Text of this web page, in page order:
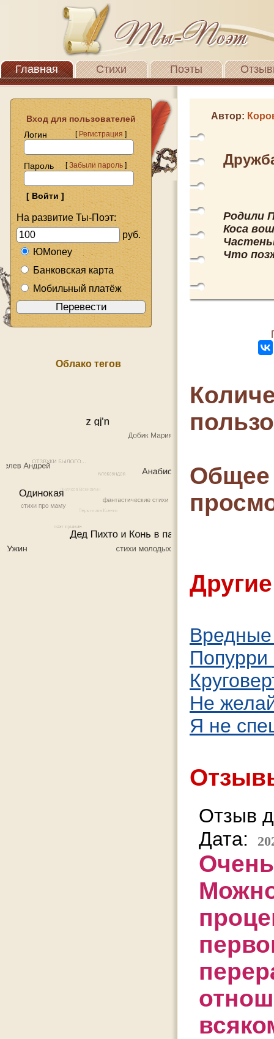
Главная Стихи Поэты
Вход для пользователей
Логин
[Регистрация]
Пароль [Забыли пароль]
На развитие Ты-Поэт:
руб.
ЮMoney
Банковская карта
Мобильный платёж
Облако тегов
Автор:
Родили
Коса
Что
Общее
Попурри
Не
Я не
Отзыв
Дата: